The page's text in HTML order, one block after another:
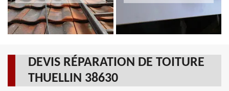
DEVIS RÉPARATION DE TOITURE
THUELLIN 38630